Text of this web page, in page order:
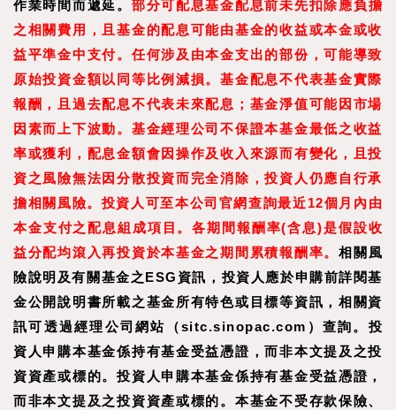
作業時間而遞延。 部分可配息基金配息前未先扣除應負擔
之相關費用，且基金的配息可能由基金的收益或本金或收
益平準金中支付。任何涉及由本金支出的部份，可能導致
原始投資金額以同等比例減損。基金配息不代表基金實際
報酬，且過去配息不代表未來配息；基金淨值可能因市場
因素而上下波動。基金經理公司不保證本基金最低之收益
率或獲利，配息金額會因操作及收入來源而有變化，且投
資之風險無法因分散投資而完全消除，投資人仍應自行承
擔相關風險。投資人可至本公司官網查詢最近12個月內由
本金支付之配息組成項目。各期間報酬率(含息)是假設收
益分配均滾入再投資於本基金之期間累積報酬率。相關風
險說明及有關基金之ESG資訊，投資人應於申購前詳閱基
金公開說明書所載之基金所有特色或目標等資訊，相關資
訊可透過經理公司網站（sitc.sinopac.com）查詢。 投
資人申購本基金係持有基金受益憑證，而非本文提及之投
資資產或標的。投資人申購本基金係持有基金受益憑證，
而非本文提及之投資資產或標的。本基金不受存款保險、